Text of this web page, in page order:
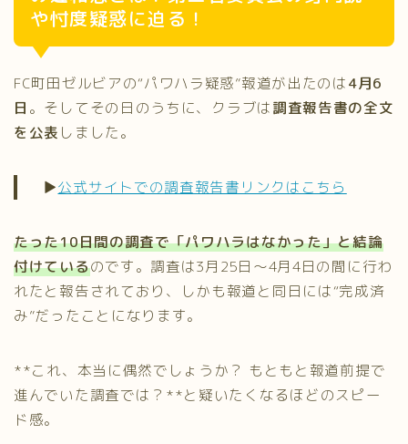
や忖度疑惑に迫る！
FC町田ゼルビアの“パワハラ疑惑”報道が出たのは4月6
日 。そしてその日のうちに、クラブは調査報告書の全文
を公表 しました。
▶︎公式サイトでの調査報告書リンクはこちら
たった10日間の調査で「パワハラはなかった」と結論
付けているのです。調査は3月25日〜4月4日の間に行わ
れたと報告されており、しかも報道と同日には“完成済
み”だったことになります。
**これ、本当に偶然でしょうか？ もともと報道前提で
進んでいた調査では？**と疑いたくなるほどのスピー
ド感。